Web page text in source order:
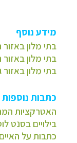
מידע נוסף
בתי מלון
בתי מלון באזור
בתי מלון
כתבות נוספות
האטרקציות
בילויים בסנט
כתבות על